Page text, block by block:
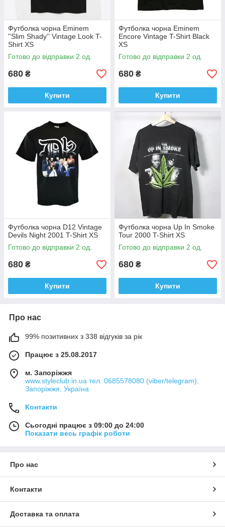
Футболка чорна Eminem
''Slim Shady'' Vintage Look T-
Shirt XS
Готово до відправки 2 од.
680 ₴
Купити
Футболка чорна Eminem
Encore Vintage T-Shirt Black
XS
Готово до відправки 2 од.
680 ₴
Купити
Футболка чорна D12 Vintage
Devils Night 2001 T-Shirt XS
Готово до відправки 2 од.
680 ₴
Купити
Футболка чорна Up In Smoke
Tour 2000 T-Shirt XS
Готово до відправки 2 од.
680 ₴
Купити
Про нас
99% позитивних з 338 відгуків за рік
Працює з 25.08.2017
м. Запоріжжя
www.styleclub.in.ua тел. 0685578080 (viber/telegram),
Запоріжжя, Україна
Контакти
Сьогодні працює з 09:00 до 24:00
Показати весь графік роботи
Про нас
Контакти
Доставка та оплата